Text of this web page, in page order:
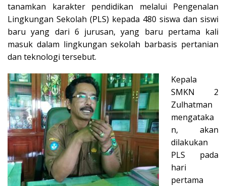
tanamkan karakter pendidikan melalui Pengenalan
Lingkungan Sekolah (PLS) kepada 480 siswa dan siswi
baru yang dari 6 jurusan, yang baru pertama kali
masuk dalam lingkungan sekolah barbasis pertanian
dan teknologi tersebut.
Kepala
SMKN 2
Zulhatman
mengataka
n, akan
dilakukan
PLS pada
hari
pertama